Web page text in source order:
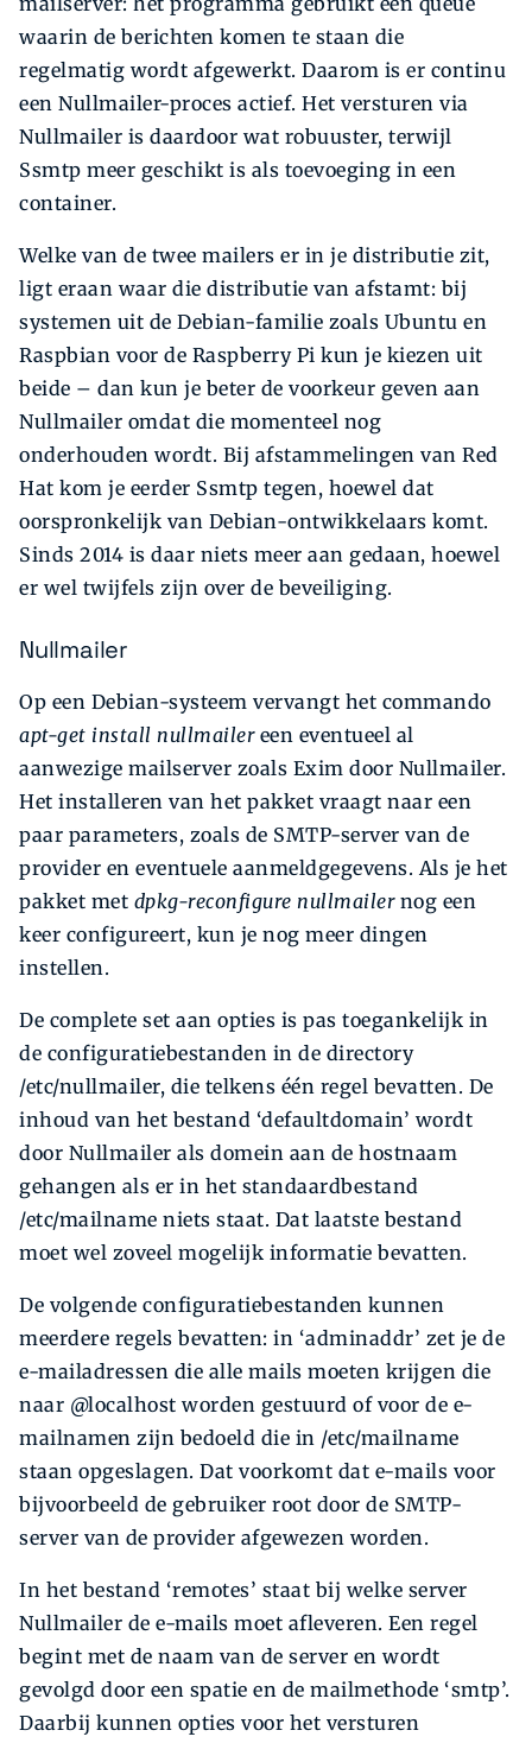
waarin de berichten komen te staan die
regelmatig wordt afgewerkt. Daarom is er continu
een Nullmailer-proces actief. Het versturen via
Nullmailer is daardoor wat robuuster, terwijl
Ssmtp meer geschikt is als toevoeging in een
container.
Welke van de twee mailers er in je distributie zit,
ligt eraan waar die distributie van afstamt: bij
systemen uit de Debian-familie zoals Ubuntu en
Raspbian voor de Raspberry Pi kun je kiezen uit
beide – dan kun je beter de voorkeur geven aan
Nullmailer omdat die momenteel nog
onderhouden wordt. Bij afstammelingen van Red
Hat kom je eerder Ssmtp tegen, hoewel dat
oorspronkelijk van Debian-ontwikkelaars komt.
Sinds 2014 is daar niets meer aan gedaan, hoewel
er wel twijfels zijn over de beveiliging.
Nullmailer
Op een Debian-systeem vervangt het commando
apt-get install nullmailereen eventueel al
aanwezige mailserver zoals Exim door Nullmailer.
Het installeren van het pakket vraagt naar een
paar parameters, zoals de SMTP-server van de
provider en eventuele aanmeldgegevens. Als je het
pakket met dpkg-reconfigure nullmailernog een
keer configureert, kun je nog meer dingen
instellen.
De complete set aan opties is pas toegankelijk in
de configuratiebestanden in de directory
/etc/nullmailer, die telkens één regel bevatten. De
inhoud van het bestand ‘defaultdomain’ wordt
door Nullmailer als domein aan de hostnaam
gehangen als er in het standaardbestand
/etc/mailname niets staat. Dat laatste bestand
moet wel zoveel mogelijk informatie bevatten.
De volgende configuratiebestanden kunnen
meerdere regels bevatten: in ‘adminaddr’ zet je de
e-mailadressen die alle mails moeten krijgen die
naar @localhost worden gestuurd of voor de e-
mailnamen zijn bedoeld die in /etc/mailname
staan opgeslagen. Dat voorkomt dat e-mails voor
bijvoorbeeld de gebruiker root door de SMTP-
server van de provider afgewezen worden.
In het bestand ‘remotes’ staat bij welke server
Nullmailer de e-mails moet afleveren. Een regel
begint met de naam van de server en wordt
gevolgd door een spatie en de mailmethode ‘smtp’.
Daarbij kunnen opties voor het versturen